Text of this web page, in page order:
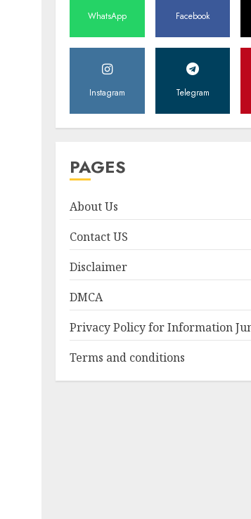
WhatsApp Facebook
Instagram Telegram
PAGES
About Us
Contact US
Disclaimer
DMCA
Privacy Policy for Information
Terms and conditions